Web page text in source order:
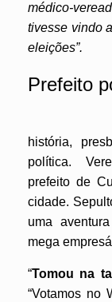
médico-
tivesse vindo
eleições”.
Prefeito
história,
política.
prefeito de
cidade.
uma
mega
“Tomou na
“Votamos no